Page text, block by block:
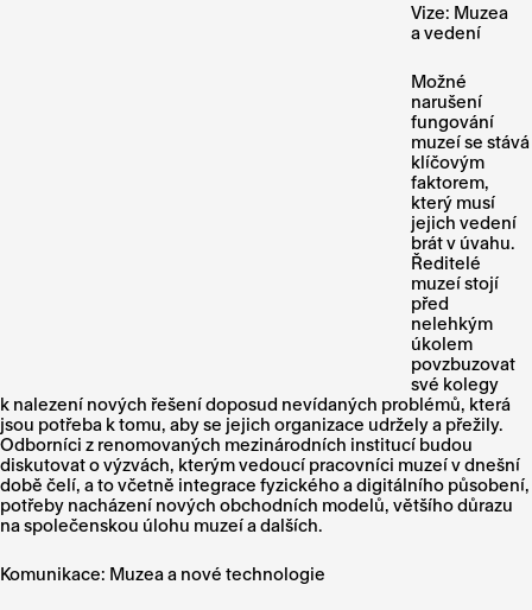
Vize: Muzea
a vedení
Možné
narušení
fungování
muzeí se stává
klíčovým
faktorem,
který musí
jejich vedení
brát v úvahu.
Ředitelé
muzeí stojí
před
nelehkým
úkolem
povzbuzovat
své kolegy
k nalezení nových řešení doposud nevídaných problémů, která
jsou potřeba k tomu, aby se jejich organizace udržely a přežily.
Odborníci z renomovaných mezinárodních institucí budou
diskutovat o výzvách, kterým vedoucí pracovníci muzeí v dnešní
době čelí, a to včetně integrace fyzického a digitálního působení,
potřeby nacházení nových obchodních modelů, většího důrazu
na společenskou úlohu muzeí a dalších.
Komunikace: Muzea a nové technologie